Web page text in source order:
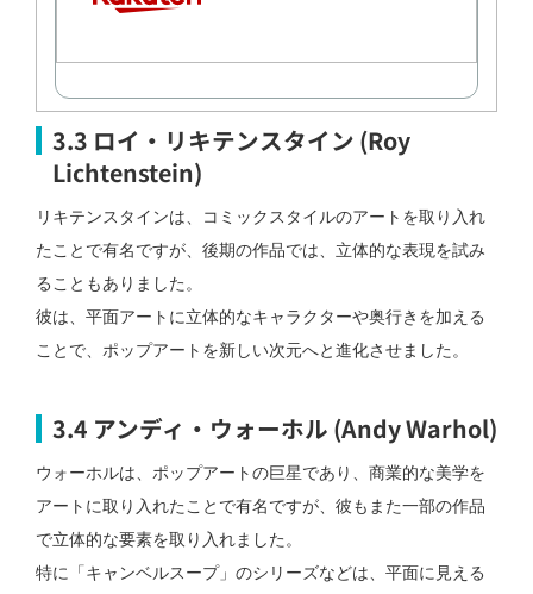
3.3 ロイ・リキテンスタイン (Roy
Lichtenstein)
リキテンスタインは、コミックスタイルのアートを取り入れ
たことで有名ですが、後期の作品では、立体的な表現を試み
ることもありました。
彼は、平面アートに立体的なキャラクターや奥行きを加える
ことで、ポップアートを新しい次元へと進化させました。
3.4 アンディ・ウォーホル (Andy Warhol)
ウォーホルは、ポップアートの巨星であり、商業的な美学を
アートに取り入れたことで有名ですが、彼もまた一部の作品
で立体的な要素を取り入れました。
特に「キャンベルスープ」のシリーズなどは、平面に見える